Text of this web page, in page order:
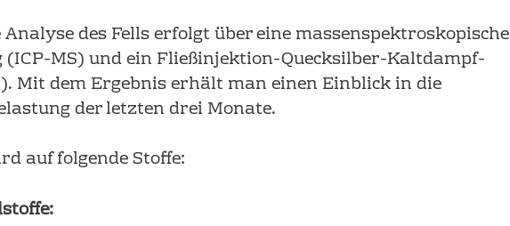
Analyse des Fells erfolgt über eine massenspektroskopische
MS) und ein Fließinjektion-Quecksilber-Kaltdampf-
Mit dem Ergebnis erhält man einen Einblick in die
der letzten drei Monate.
auf folgende Stoffe: